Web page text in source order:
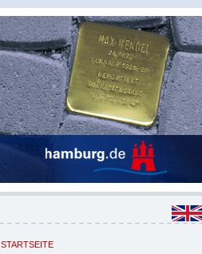
STARTSEITE